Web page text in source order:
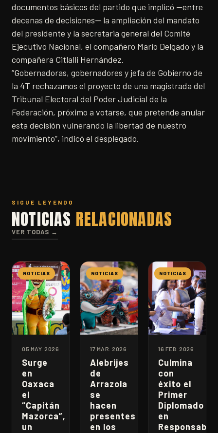
documentos básicos del partido que implicó —entre
decenas de decisiones— la ampliación del mandato
del presidente y la secretaria general del Comité
Ejecutivo Nacional, el compañero Mario Delgado y la
compañera Citlalli Hernández.
“Gobernadoras, gobernadores y jefa de Gobierno de
la 4T rechazamos el proyecto de una magistrada del
Tribunal Electoral del Poder Judicial de la
Federación, próximo a votarse, que pretende anular
esta decisión vulnerando la libertad de nuestro
movimiento”, indicó el desplegado.
SIGUE LEYENDO
NOTICIAS RELACIONADAS
VER TODAS →
NOTICIAS
05 MAY. 2026
Surge
en
Oaxaca
el
“Capitán
Mazorca”,
un
NOTICIAS
17 MAR. 2026
Alebrijes
de
Arrazola
se
hacen
presentes
en los
NOTICIAS
16 FEB. 2026
Culmina
con
éxito el
Primer
Diplomado
en